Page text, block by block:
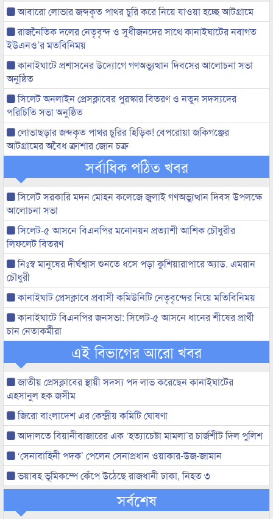
আবারো লোভার জব্দকৃত পাথর চুরি করে নিয়ে যাওয়া হচ্ছে আটগ্রামে
রাজনৈতিক দলের নেতৃবৃন্দ ও সুধীজনদের সাথে কানাইঘাটের নবাগত
ইউএনও’র মতবিনিময়
কানাইঘাটে প্রশাসনের উদ্যোগে গণঅভ্যুত্থান দিবসের আলোচনা সভা
অনুষ্ঠিত
সিলেট অনলাইন প্রেসক্লাবের পুরস্কার বিতরণ ও নতুন সদস্যদের
পরিচিতি সভা অনুষ্ঠিত
লোভাছড়ার জব্দকৃত পাথর চুরির হিড়িক! বেপরোয়া জকিগঞ্জের
আটগ্রামের অবৈধ ক্রাশার জোন চক্র
সর্বাধিক পঠিত খবর
সিলেট সরকারি মদন মোহন কলেজে জুলাই গণঅভ্যুত্থান দিবস উপলক্ষে
আলোচনা সভা
সিলেট-৫ আসনে বিএনপির মনোনয়ন প্রত্যাশী আশিক চৌধুরীর
লিফলেট বিতরণ
নিঃস্ব মানুষের দীর্ঘশ্বাস শুনতে ধসে পড়া কুশিয়ারাপারে অ্যাড. এমরান
চৌধুরী
কানাইঘাট প্রেসক্লাবে প্রবাসী কমিউনিটি নেতৃবৃন্দের নিয়ে মতিবিনিময়
কানাইঘাটে বিএনপির জনসভা: সিলেট-৫ আসনে ধানের শীষের প্রার্থী
চান নেতাকর্মীরা
এই বিভাগের আরো খবর
জাতীয় প্রেসক্লাবের স্থায়ী সদস্য পদ লাভ করেছেন কানাইঘাটের
এহসানুল হক জসীম
জিরো বাংলাদেশ এর কেন্দ্রীয় কমিটি ঘোষণা
আদালতে বিয়ানীবাজারের এক ‘হত্যাচেষ্টা মামলা’র চার্জশীট দিল পুলিশ
‘সেনাবাহিনী পদক’ পেলেন সেনাপ্রধান ওয়াকার-উজ-জামান
ভয়াবহ ভূমিকম্পে কেঁপে উঠেছে রাজধানী ঢাকা, নিহত ৩
সর্বশেষ